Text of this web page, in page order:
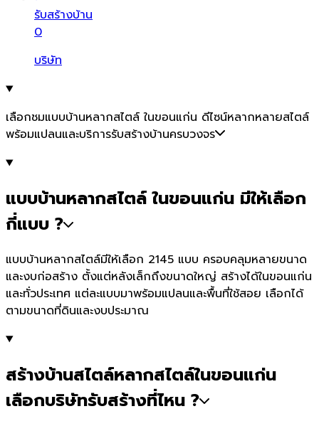
รับสร้างบ้าน
0
บริษัท
เลือกชมแบบบ้านหลากสไตล์ ในขอนแก่น ดีไซน์หลากหลายสไตล์
พร้อมแปลนและบริการรับสร้างบ้านครบวงจร
แบบบ้านหลากสไตล์ ในขอนแก่น มีให้เลือก
กี่แบบ ?
แบบบ้านหลากสไตล์มีให้เลือก 2145 แบบ ครอบคลุมหลายขนาด
และงบก่อสร้าง ตั้งแต่หลังเล็กถึงขนาดใหญ่ สร้างได้ในขอนแก่น
และทั่วประเทศ แต่ละแบบมาพร้อมแปลนและพื้นที่ใช้สอย เลือกได้
ตามขนาดที่ดินและงบประมาณ
สร้างบ้านสไตล์หลากสไตล์ในขอนแก่น
เลือกบริษัทรับสร้างที่ไหน ?